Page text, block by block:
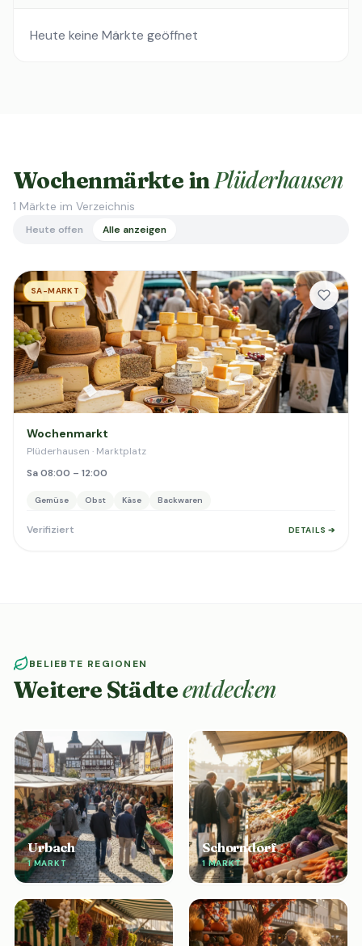
Heute keine Märkte geöffnet
Wochenmärkte inPlüderhausen
1 Märkte im Verzeichnis
Heute offen Alle anzeigen
SA-MARKT
Wochenmarkt
Plüderhausen · Marktplatz
Sa 08:00 – 12:00
Gemüse Obst Käse Backwaren
Verifiziert DETAILS ➔
BELIEBTE REGIONEN
Weitere Städteentdecken
Urbach
1 MARKT
Schorndorf
1 MARKT